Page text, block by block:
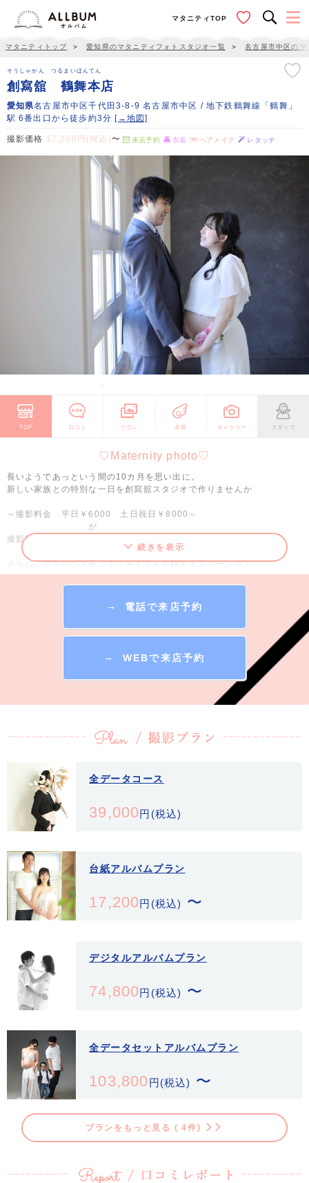
マタニティTOP
マタニティトップ ＞ 愛知県のマタニティフォトスタジオ一覧 ＞ 名古屋市中区の
そうしゃかん つるまいほんてん
創寫舘 鶴舞本店
愛知県名古屋市中区千代田3-8-9 名古屋市中区 / 地下鉄鶴舞線「鶴舞」
駅 6番出口から徒歩約3分 [→地図]
撮影価格 17,200円(税込)〜 来店予約 衣装 ヘアメイク レタッチ
TOP 口コミ プラン 衣装 ギャラリー スタッフ
♡Maternity photo♡
長いようであっという間の10カ月を思い出に。
新しい家族との特別な一日を創寫舘スタジオで作りませんか
～撮影料金 平日￥6000 土日祝日￥8000～
が
撮影料『無料キャンペーン！』開催中♡
さらに、ママのヘアセット・メイクも半額キャンペーン中！
ご予約時にヘアセット・メイク希望とスタッフにお伝えください！
お写真の残し方はお客様次第！アルバム・写真・データ・フォトフレー
様々な商品がございます。世界に一つだけのご家族の宝物にして下さい
・アルコール除菌剤を設置し、スタッフのみならずお客様へも消毒のご
・お客様との接客時にはマスクを着用させて頂きます。
続きを表示
→ 電話で来店予約
→ WEBで来店予約
全データコース
39,000円(税込)
台紙アルバムプラン
17,200円(税込) 〜
デジタルアルバムプラン
74,800円(税込) 〜
全データセットアルバムプラン
103,800円(税込) 〜
プランをもっと見る ( 4件)